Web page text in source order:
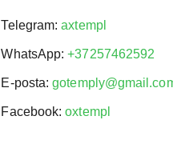
Telegram:axtempl
WhatsApp:+37257462592
E-posta:
Facebook:oxtempl